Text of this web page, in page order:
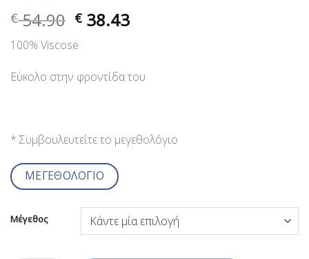
€54.90 € 38.43
100% Viscose
Εύκολο στην φροντίδα του
* Συμβουλευτείτε το μεγεθολόγιο
ΜΕΓΕΘΟΛΟΓΙΟ
Μέγεθος